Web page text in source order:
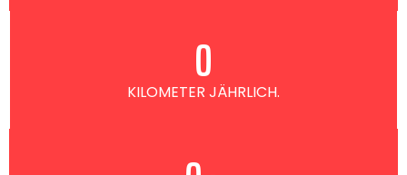
KILOMETER JÄHRLICH.
0